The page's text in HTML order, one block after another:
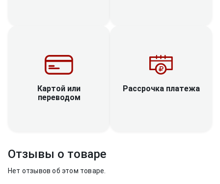
Картой или
переводом
Рассрочка платежа
Отзывы о товаре
Нет отзывов об этом товаре.